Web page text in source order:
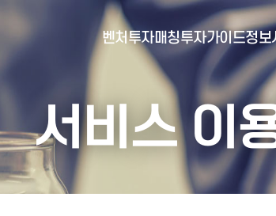
벤처투자매칭
- 벤처투자회사 전자공시
투자가이드정보
- 대시
- 투자
- 민
서비스 이